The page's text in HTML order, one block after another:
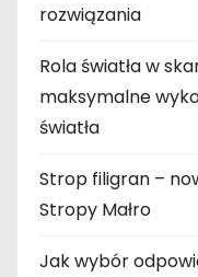
rozwiązania
Rola światła w
maksymalne
światła
Strop filigran –
Stropy Małro
Jak wybór